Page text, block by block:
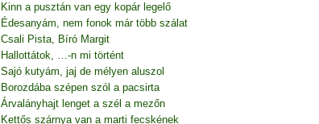
Kinn a pusztán van egy kopár legelő
Édesanyám, nem fonok már több szálat
Csali Pista, Bíró Margit
Hallottátok, …-n mi történt
Sajó kutyám, jaj de mélyen aluszol
Borozdába szépen szól a pacsirta
Árvalányhajt lenget a szél a mezőn
Kettős szárnya van a marti fecskének